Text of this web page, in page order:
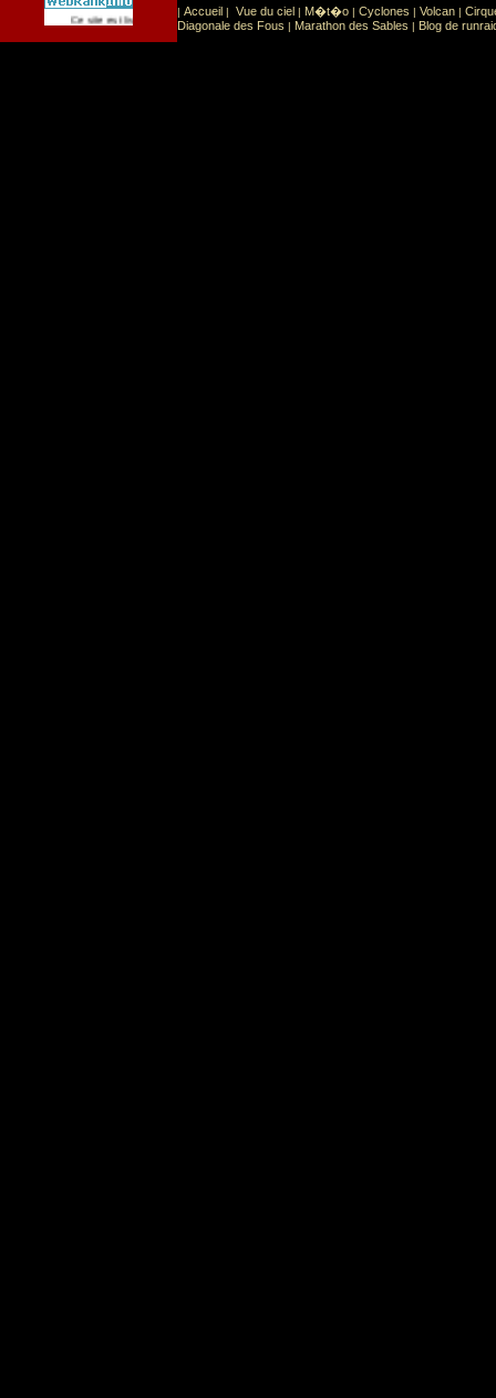
Ce site est list� dans la cat�gorie Sport: Sports extr�mes
| Accueil | Vue du ciel | M�t�o | Cyclones | Volcan |
Diagonale des Fous | Marathon des Sables | Blog de